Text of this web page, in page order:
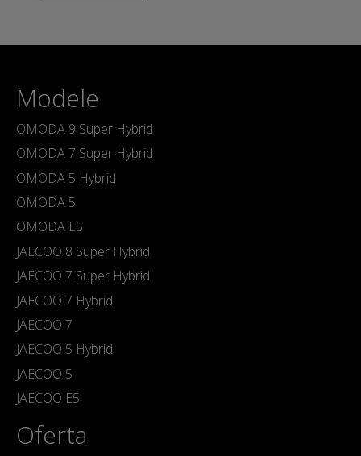
Modele
OMODA 9 Super Hybrid
OMODA 7 Super Hybrid
OMODA 5 Hybrid
OMODA 5
OMODA E5
JAECOO 8 Super Hybrid
JAECOO 7 Super Hybrid
JAECOO 7 Hybrid
JAECOO 7
JAECOO 5 Hybrid
JAECOO 5
JAECOO E5
Oferta